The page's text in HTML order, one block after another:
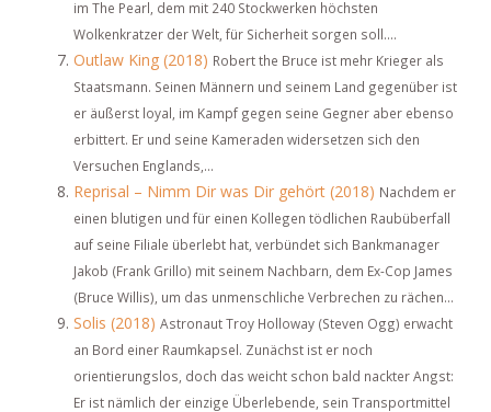
im The Pearl, dem mit 240 Stockwerken höchsten
Wolkenkratzer der Welt, für Sicherheit sorgen soll....
Outlaw King (2018) Robert the Bruce ist mehr Krieger als
Staatsmann. Seinen Männern und seinem Land gegenüber ist
er äußerst loyal, im Kampf gegen seine Gegner aber ebenso
erbittert. Er und seine Kameraden widersetzen sich den
Versuchen Englands,...
Reprisal – Nimm Dir was Dir gehört (2018) Nachdem er
einen blutigen und für einen Kollegen tödlichen Raubüberfall
auf seine Filiale überlebt hat, verbündet sich Bankmanager
Jakob (Frank Grillo) mit seinem Nachbarn, dem Ex-Cop James
(Bruce Willis), um das unmenschliche Verbrechen zu rächen...
Solis (2018) Astronaut Troy Holloway (Steven Ogg) erwacht
an Bord einer Raumkapsel. Zunächst ist er noch
orientierungslos, doch das weicht schon bald nackter Angst:
Er ist nämlich der einzige Überlebende, sein Transportmittel